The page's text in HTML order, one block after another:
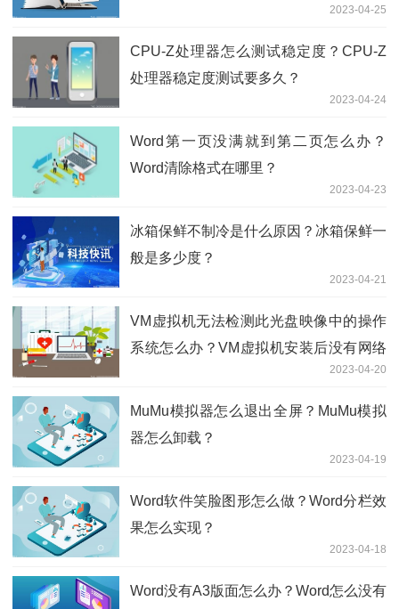
2023-04-25
CPU-Z处理器怎么测试稳定度？CPU-Z
处理器稳定度测试要多久？
2023-04-24
Word第一页没满就到第二页怎么办？
Word清除格式在哪里？
2023-04-23
冰箱保鲜不制冷是什么原因？冰箱保鲜一
般是多少度？
2023-04-21
VM虚拟机无法检测此光盘映像中的操作
系统怎么办？VM虚拟机安装后没有网络
2023-04-20
MuMu模拟器怎么退出全屏？MuMu模拟
器怎么卸载？
2023-04-19
Word软件笑脸图形怎么做？Word分栏效
果怎么实现？
2023-04-18
Word没有A3版面怎么办？Word怎么没有